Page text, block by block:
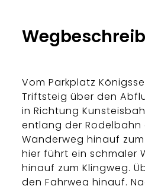
Vom Parkplatz
Triftsteig über den
in Richtung
entlang der
Wanderweg hinauf
hier führt ein schmaler
hinauf zum Klingweg.
den Fahrweg hinauf.